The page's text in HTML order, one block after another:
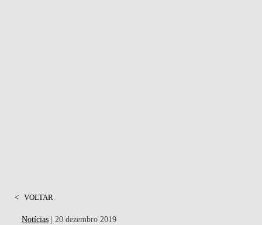
< VOLTAR
Notícias| 20 dezembro 2019